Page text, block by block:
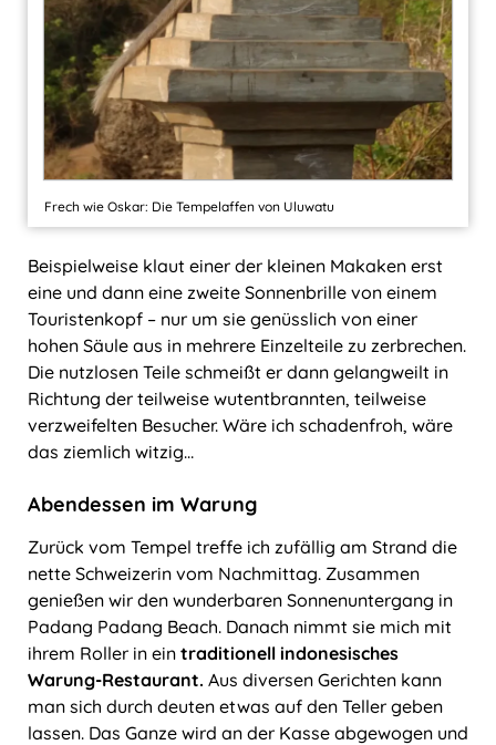
Frech wie Oskar: Die Tempelaffen von Uluwatu
Beispielweise klaut einer der kleinen Makaken erst
eine und dann eine zweite Sonnenbrille von einem
Touristenkopf ‒ nur um sie genüsslich von einer
hohen Säule aus in mehrere Einzelteile zu zerbrechen.
Die nutzlosen Teile schmeißt er dann gelangweilt in
Richtung der teilweise wutentbrannten, teilweise
verzweifelten Besucher. Wäre ich schadenfroh, wäre
das ziemlich witzig…
Abendessen im Warung
Zurück vom Tempel treffe ich zufällig am Strand die
nette Schweizerin vom Nachmittag. Zusammen
genießen wir den wunderbaren Sonnenuntergang in
Padang Padang Beach. Danach nimmt sie mich mit
ihrem Roller in ein traditionell indonesisches
Warung-Restaurant. Aus diversen Gerichten kann
man sich durch deuten etwas auf den Teller geben
lassen. Das Ganze wird an der Kasse abgewogen und